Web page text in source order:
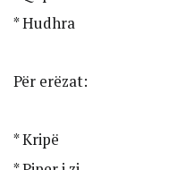
* Hudhra
Për erëzat:
* Kripë